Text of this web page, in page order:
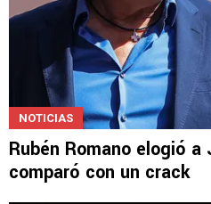
NOTICIAS
Rubén Romano elogió
comparó con un crack